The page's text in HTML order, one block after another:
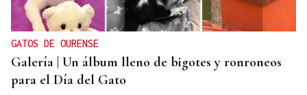
GATOS DE OURENSE
Galería | Un álbum lleno de bigotes y ronroneos
para el Día del Gato